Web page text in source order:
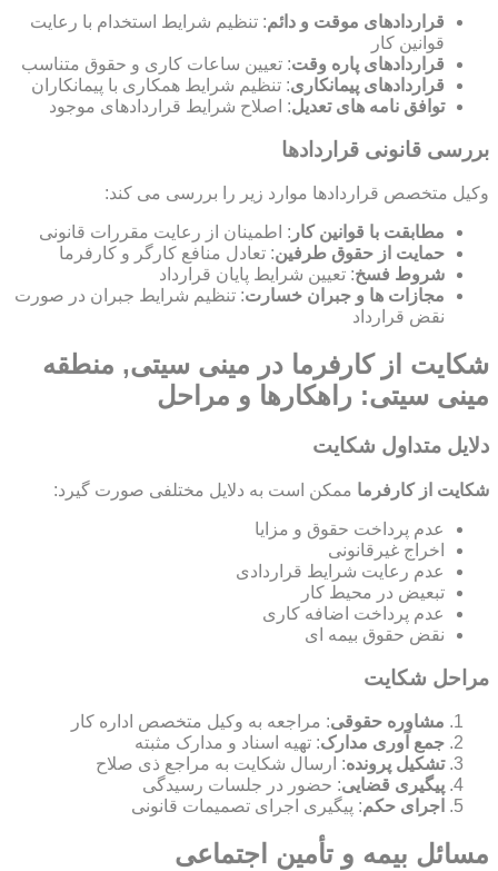
قراردادهای موقت و دائم: تنظیم شرایط استخدام با رعایت
قوانین کار
قراردادهای پاره وقت: تعیین ساعات کاری و حقوق متناسب
قراردادهای پیمانکاری: تنظیم شرایط همکاری با پیمانکاران
توافق نامه های تعدیل: اصلاح شرایط قراردادهای موجود
بررسی قانونی قراردادها
وکیل متخصص قراردادها موارد زیر را بررسی می کند:
مطابقت با قوانین کار : اطمینان از رعایت مقررات قانونی
حمایت از حقوق طرفین: تعادل منافع کارگر و کارفرما
شروط فسخ: تعیین شرایط پایان قرارداد
مجازات ها و جبران خسارت: تنظیم شرایط جبران در صورت
نقض قرارداد
شکایت از کارفرما در مینی سیتی, منطقه
مینی سیتی: راهکارها و مراحل
دلایل متداول شکایت
شکایت از کارفرما ممکن است به دلایل مختلفی صورت گیرد:
عدم پرداخت حقوق و مزایا
اخراج غیرقانونی
عدم رعایت شرایط قراردادی
تبعیض در محیط کار
عدم پرداخت اضافه کاری
نقض حقوق بیمه ای
مراحل شکایت
مشاوره حقوقی: مراجعه به وکیل متخصص اداره کار
جمع آوری مدارک: تهیه اسناد و مدارک مثبته
تشکیل پرونده: ارسال شکایت به مراجع ذی صلاح
پیگیری قضایی: حضور در جلسات رسیدگی
اجرای حکم: پیگیری اجرای تصمیمات قانونی
مسائل بیمه و تأمین اجتماعی